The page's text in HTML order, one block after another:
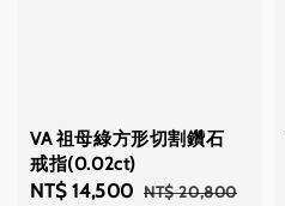
VA 祖母綠方形切割鑽石
戒指(0.02ct)
Sale
NT$ 14,500 Regular
NT$ 20,800